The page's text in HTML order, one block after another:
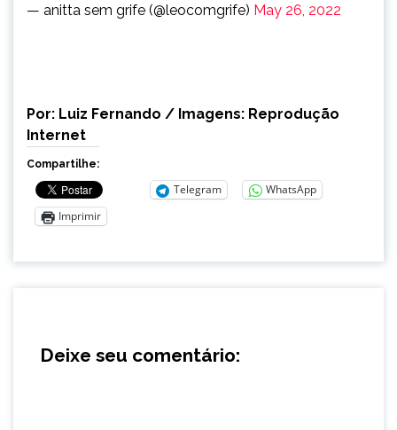
— anitta sem grife (@leocomgrife) May 26, 2022
Por: Luiz Fernando / Imagens: Reprodução
Internet
Compartilhe:
Telegram
WhatsApp
Imprimir
Deixe seu comentário: